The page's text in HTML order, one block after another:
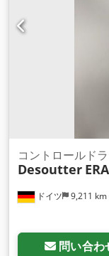
よびメンテナンス
提供されます。
ドイツ 9,211 km
コントロールド
Desoutter
問い合わ